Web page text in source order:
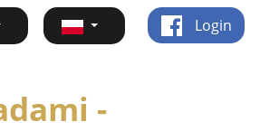
Login
-